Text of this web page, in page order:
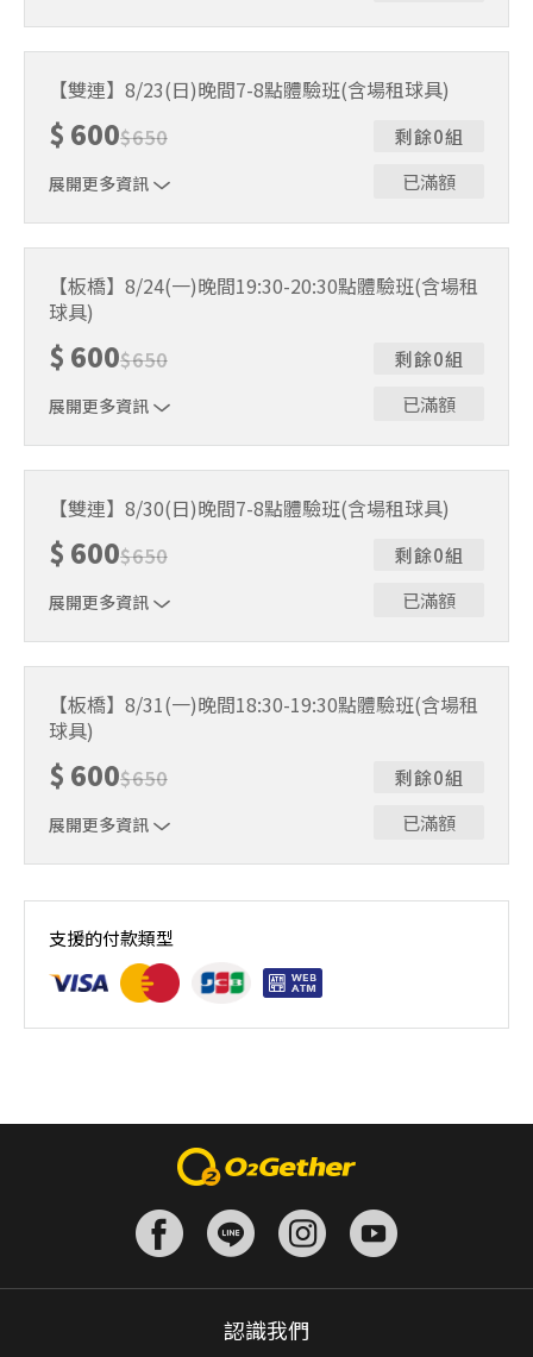
制。歡迎邀請親友一同報名參加，享受團體運動樂趣！ 如
人數未達開班門檻，或因天候不佳無法如期舉行，POA將視
情況安排延期或併班處理。 ⚠️ 報名完成後，如因天候因素
無法上課，僅提供課程延期選項，恕不退費，請參閱【報名
與課程異動規則】。報名後視為您已同意上述規則。
【雙連】8/23(日)晚間7-8點體驗班(含場租球具)
$ 600$650
展開更多資訊
剩餘0組
已滿額
制。歡迎邀請親友一同報名參加，享受團體運動樂趣！ 如
人數未達開班門檻，或因天候不佳無法如期舉行，POA將視
情況安排延期或併班處理。 ⚠️ 報名完成後，如因天候因素
無法上課，僅提供課程延期選項，恕不退費，請參閱【報名
與課程異動規則】。報名後視為您已同意上述規則。
【板橋】8/24(一)晚間19:30-20:30點體驗班(含場租
球具)
$ 600$650
展開更多資訊
剩餘0組
已滿額
制。歡迎邀請親友一同報名參加，享受團體運動樂趣！ 如
人數未達開班門檻，或因天候不佳無法如期舉行，POA將視
情況安排延期或併班處理。 ⚠️ 報名完成後，如因天候因素
無法上課，僅提供課程延期選項，恕不退費，請參閱【報名
與課程異動規則】。報名後視為您已同意上述規則。
【雙連】8/30(日)晚間7-8點體驗班(含場租球具)
$ 600$650
展開更多資訊
剩餘0組
已滿額
制。歡迎邀請親友一同報名參加，享受團體運動樂趣！ 如
人數未達開班門檻，或因天候不佳無法如期舉行，POA將視
情況安排延期或併班處理。 ⚠️ 報名完成後，如因天候因素
無法上課，僅提供課程延期選項，恕不退費，請參閱【報名
與課程異動規則】。報名後視為您已同意上述規則。
【板橋】8/31(一)晚間18:30-19:30點體驗班(含場租
球具)
$ 600$650
展開更多資訊
剩餘0組
已滿額
｜單人報名方案說明｜ 本體驗課程採4人開班，8人滿班
人數未達開班門檻，或因天候不佳無法如期舉行，POA將視
情況安排延期或併班處理。 ⚠️ 報名完成後，如因天候因素
無法上課，僅提供課程延期選項，恕不退費，請參閱【報名
支援的付款類型
認識我們